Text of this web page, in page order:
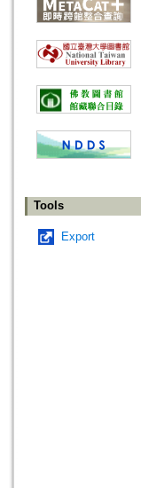
Tools
Export